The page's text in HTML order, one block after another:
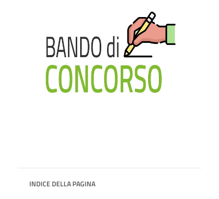
INDICE DELLA PAGINA